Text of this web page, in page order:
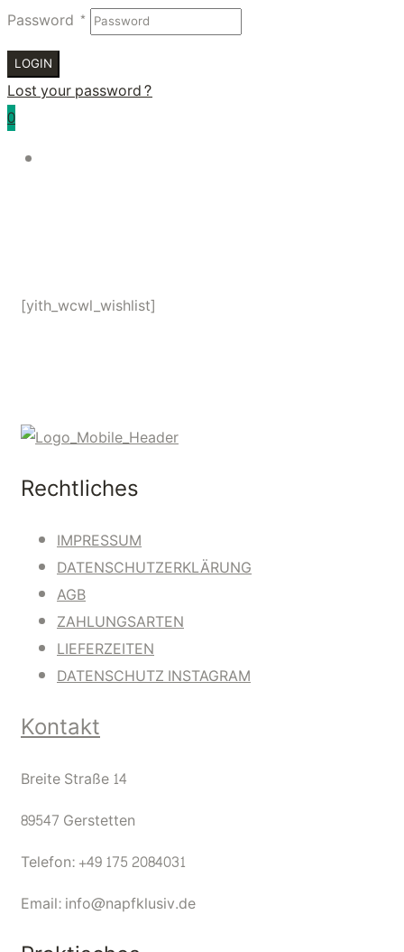
Password *
LOGIN
Lost your password?
0
[yith_wcwl_wishlist]
Rechtliches
IMPRESSUM
DATENSCHUTZERKLÄRUNG
AGB
ZAHLUNGSARTEN
LIEFERZEITEN
DATENSCHUTZ INSTAGRAM
Kontakt
Breite Straße 14
89547 Gerstetten
Telefon: +49 175 2084031
Email: info@napfklusiv.de